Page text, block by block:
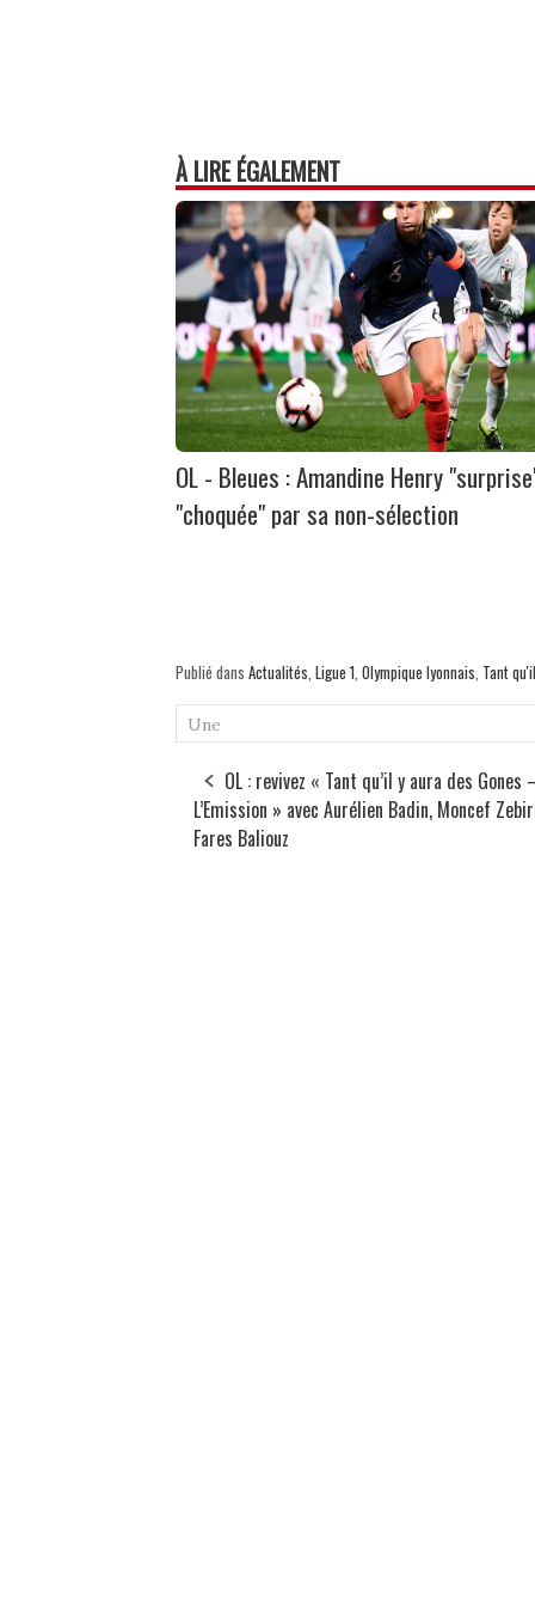
À LIRE ÉGALEMENT
OL - Bleues : Amandine Henry
"choquée" par sa non-sélection
Publié dans Actualités Ligue 1 Olympique lyonnais Tant
Une
OL : revivez « Tant qu’il y aura des Gones
L’Emission » avec Aurélien Badin, Moncef
Fares Baliouz